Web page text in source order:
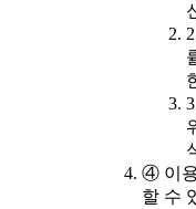
④ 이
할 수